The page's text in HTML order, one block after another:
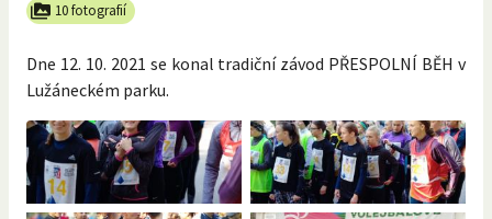
10 fotografií
Dne 12. 10. 2021 se konal tradiční závod PŘESPOLNÍ BĚH v
Lužáneckém parku.